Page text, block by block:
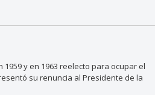
y en 1963 reelecto para ocupar el
su renuncia al Presidente de la